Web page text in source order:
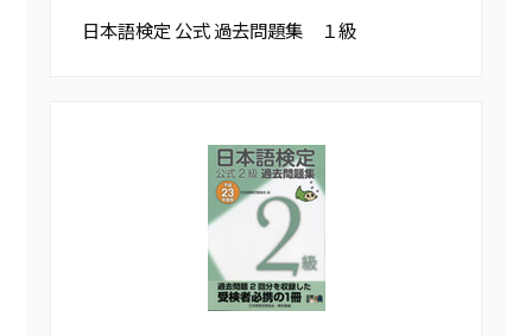
日本語検定 公式 過去問題集 １級